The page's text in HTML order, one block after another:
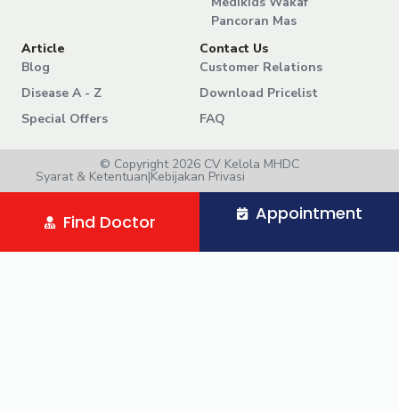
Pancoran Mas
Article
Blog
Disease A - Z
Special Offers
Contact Us
Customer Relations
Download Pricelist
FAQ
© Copyright 2026 CV Kelola MHDC
Syarat & Ketentuan|Kebijakan Privasi
Find Doctor Appointment